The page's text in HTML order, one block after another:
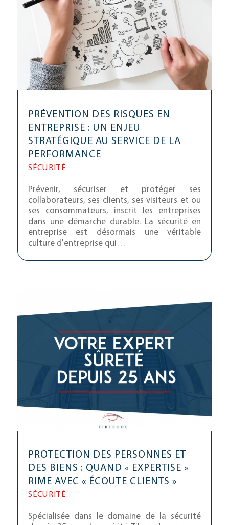
PRÉVENTION DES RISQUES EN
ENTREPRISE : UN ENJEU
STRATÉGIQUE AU SERVICE DE LA
PERFORMANCE
SÉCURITÉ
Prévenir, sécuriser et protéger ses
collaborateurs, ses clients, ses visiteurs et ou
ses consommateurs, inscrit les entreprises
dans une démarche durable. La sécurité en
entreprise est désormais une véritable
culture d'entreprise qui…
PROTECTION DES PERSONNES ET
DES BIENS : QUAND « EXPERTISE »
RIME AVEC « ÉCOUTE CLIENTS »
SÉCURITÉ
Spécialisée dans le domaine de la sécurité